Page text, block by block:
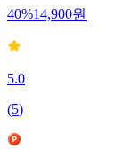
40%14,900원
5.0
(5)